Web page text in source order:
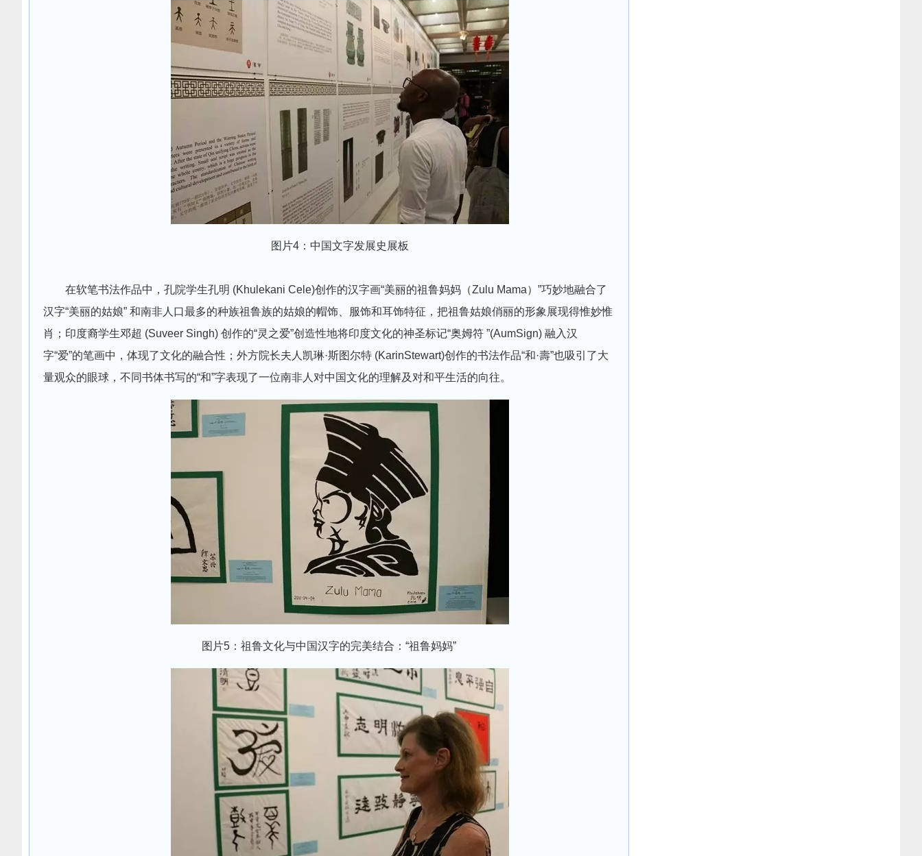
图片4：中国文字发展史展板
在软笔书法作品中，孔院学生孔明 (Khulekani Cele)创作的汉字画“美丽的祖鲁妈妈（Zulu Mama）”巧妙地融合了
汉字“美丽的姑娘” 和南非人口最多的种族祖鲁族的姑娘的帽饰、服饰和耳饰特征，把祖鲁姑娘俏丽的形象展现得惟妙惟
肖；印度裔学生邓超 (Suveer Singh) 创作的“灵之爱”创造性地将印度文化的神圣标记“奥姆符 ”(AumSign) 融入汉
字“爱”的笔画中，体现了文化的融合性；外方院长夫人凯琳·斯图尔特 (KarinStewart)创作的书法作品“和·壽”也吸引了大
量观众的眼球，不同书体书写的“和”字表现了一位南非人对中国文化的理解及对和平生活的向往。
图片5：祖鲁文化与中国汉字的完美结合：“祖鲁妈妈”